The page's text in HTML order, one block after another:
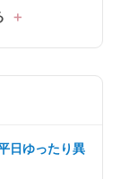
てなしを大切
雰囲気の中、非
へ最適なご提
日ゆったり異